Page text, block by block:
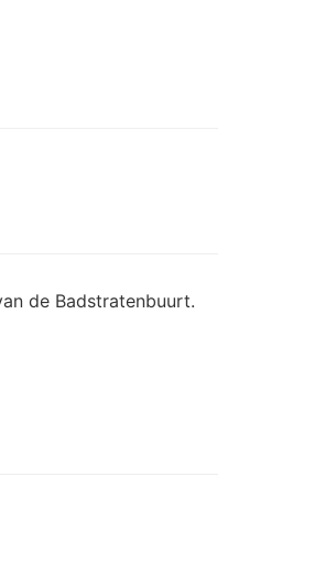
de Badstratenbuurt.